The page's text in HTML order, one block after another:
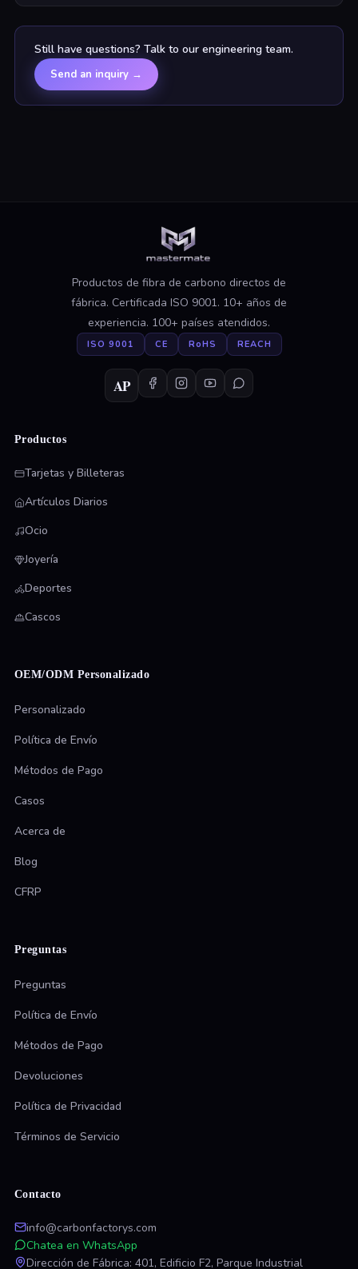
Still have questions? Talk to our engineering team.
Send an inquiry→
Productos de fibra de carbono directos de
fábrica. Certificada ISO 9001. 10+ años de
experiencia. 100+ países atendidos.
ISO 9001 CE RoHS REACH
AP
Productos
Tarjetas y Billeteras
Artículos Diarios
Ocio
Joyería
Deportes
Cascos
OEM/ODM Personalizado
Personalizado
Política de Envío
Métodos de Pago
Casos
Acerca de
Blog
CFRP
Preguntas
Preguntas
Política de Envío
Métodos de Pago
Devoluciones
Política de Privacidad
Términos de Servicio
Contacto
info@carbonfactorys.com
Chatea en WhatsApp
Dirección de Fábrica: 401, Edificio F2, Parque Industrial